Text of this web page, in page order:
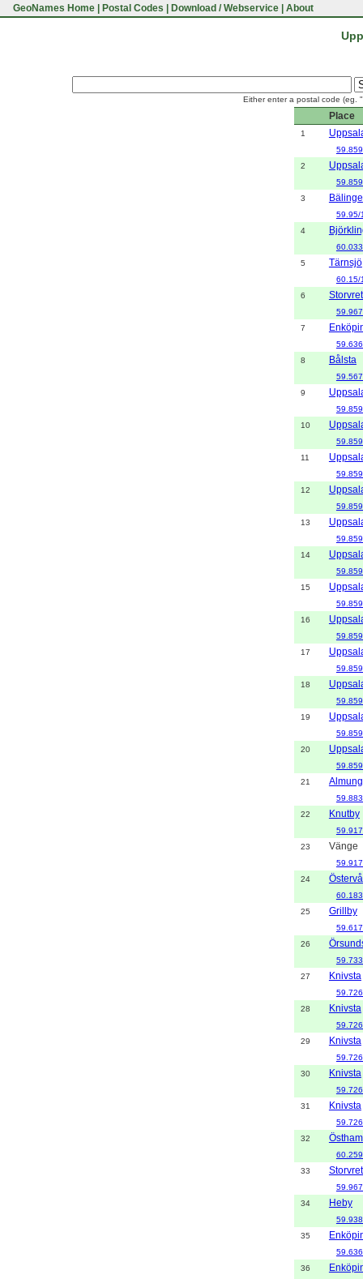
GeoNames Home Postal Codes Download / Webservice About
Either enter a postal code (eg.
Place
1
2
3
Bälinge
59.95/
4
5
Tärnsjö
60.15/
6
7
8
Bålsta
9
10
11
12
13
14
15
16
17
18
19
20
21
22
Knutby
23
Vänge
24
25
Grillby
26
27
Knivsta
28
Knivsta
29
Knivsta
30
Knivsta
31
Knivsta
32
33
34
Heby
35
36